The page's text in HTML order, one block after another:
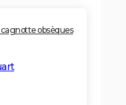
obsèques